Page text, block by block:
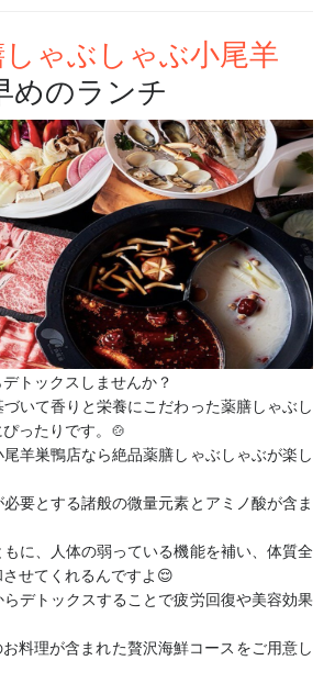
ゃぶしゃぶ小尾羊
めのランチ
トックスしませんか？
いて香りと栄養にこだわった薬膳しゃぶし
ったりです。🍲
羊巣鴨店なら絶品薬膳しゃぶしゃぶが楽し
要とする諸般の微量元素とアミノ酸が含ま
に、人体の弱っている機能を補い、体質全
せてくれるんですよ😌
デトックスすることで疲労回復や美容効果
料理が含まれた贅沢海鮮コースをご用意し